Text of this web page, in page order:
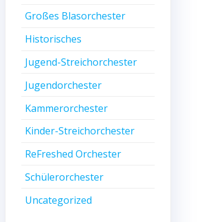
Großes Blasorchester
Historisches
Jugend-Streichorchester
Jugendorchester
Kammerorchester
Kinder-Streichorchester
ReFreshed Orchester
Schülerorchester
Uncategorized